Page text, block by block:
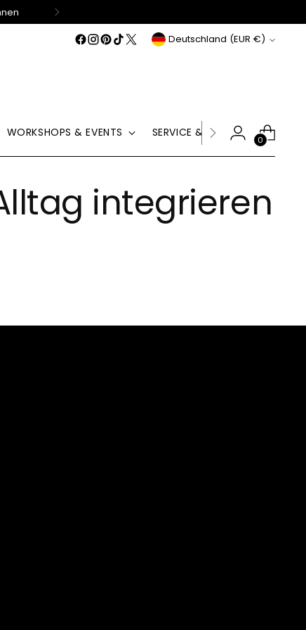
Währung Deutschland (EUR €)
WORKSHOPS & EVENTS SERVICE & HILFE
0
integrieren